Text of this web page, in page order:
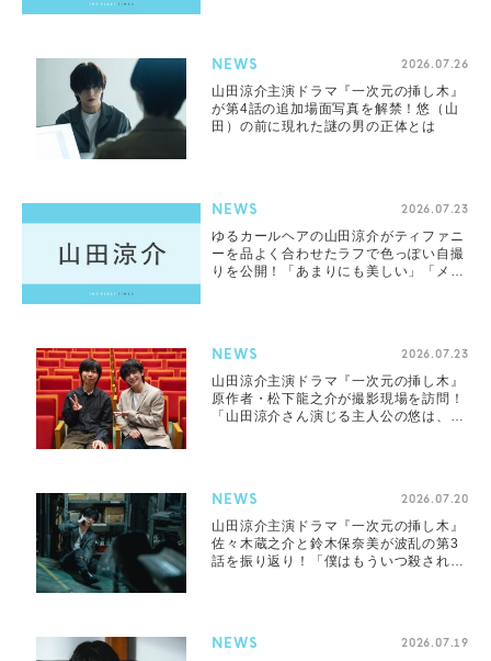
NEWS 2026.07.26
山田涼介主演ドラマ『一次元の挿し木』
が第4話の追加場面写真を解禁！悠（山
田）の前に現れた謎の男の正体とは
NEWS 2026.07.23
ゆるカールヘアの山田涼介がティファニ
ーを品よく合わせたラフで色っぽい自撮
りを公開！「あまりにも美しい」「メロ
NEWS 2026.07.23
山田涼介主演ドラマ『一次元の挿し木』
原作者・松下龍之介が撮影現場を訪問！
「山田涼介さん演じる主人公の悠は、こ
NEWS 2026.07.20
山田涼介主演ドラマ『一次元の挿し木』
佐々木蔵之介と鈴木保奈美が波乱の第3
話を振り返り！「僕はもういつ殺される
NEWS 2026.07.19